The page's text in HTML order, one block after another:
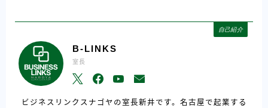
自己紹介
B-LINKS
室長
ビジネスリンクスナゴヤの室長新井です。名古屋で起業する